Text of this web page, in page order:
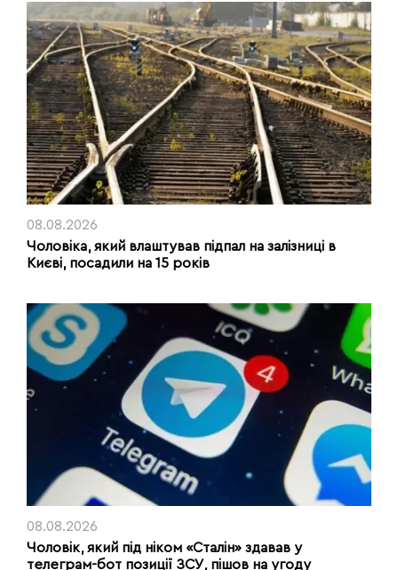
08.08.2026
Чоловіка, який влаштував підпал на залізниці в
Києві, посадили на 15 років
08.08.2026
Чоловік, який під ніком «Сталін» здавав у
телеграм-бот позиції ЗСУ, пішов на угоду